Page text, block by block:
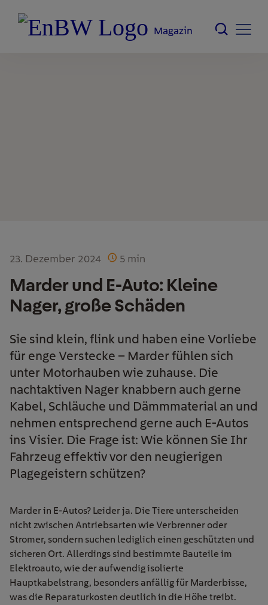
Magazin
23. Dezember 2024 5 min
Marder und E-Auto: Kleine
Nager, große Schäden
Sie sind klein, flink und haben eine Vorliebe
für enge Verstecke – Marder fühlen sich
unter Motorhauben wie zuhause. Die
nachtaktiven Nager knabbern auch gerne
Kabel, Schläuche und Dämmmaterial an und
nehmen entsprechend gerne auch E-Autos
ins Visier. Die Frage ist: Wie können Sie Ihr
Fahrzeug effektiv vor den neugierigen
Plagegeistern schützen?
Marder in E-Autos? Leider ja. Die Tiere unterscheiden
nicht zwischen Antriebsarten wie Verbrenner oder
Stromer, sondern suchen lediglich einen geschützten und
sicheren Ort. Allerdings sind bestimmte Bauteile im
Elektroauto, wie der aufwendig isolierte
Hauptkabelstrang, besonders anfällig für Marderbisse,
was die Reparaturkosten deutlich in die Höhe treibt.